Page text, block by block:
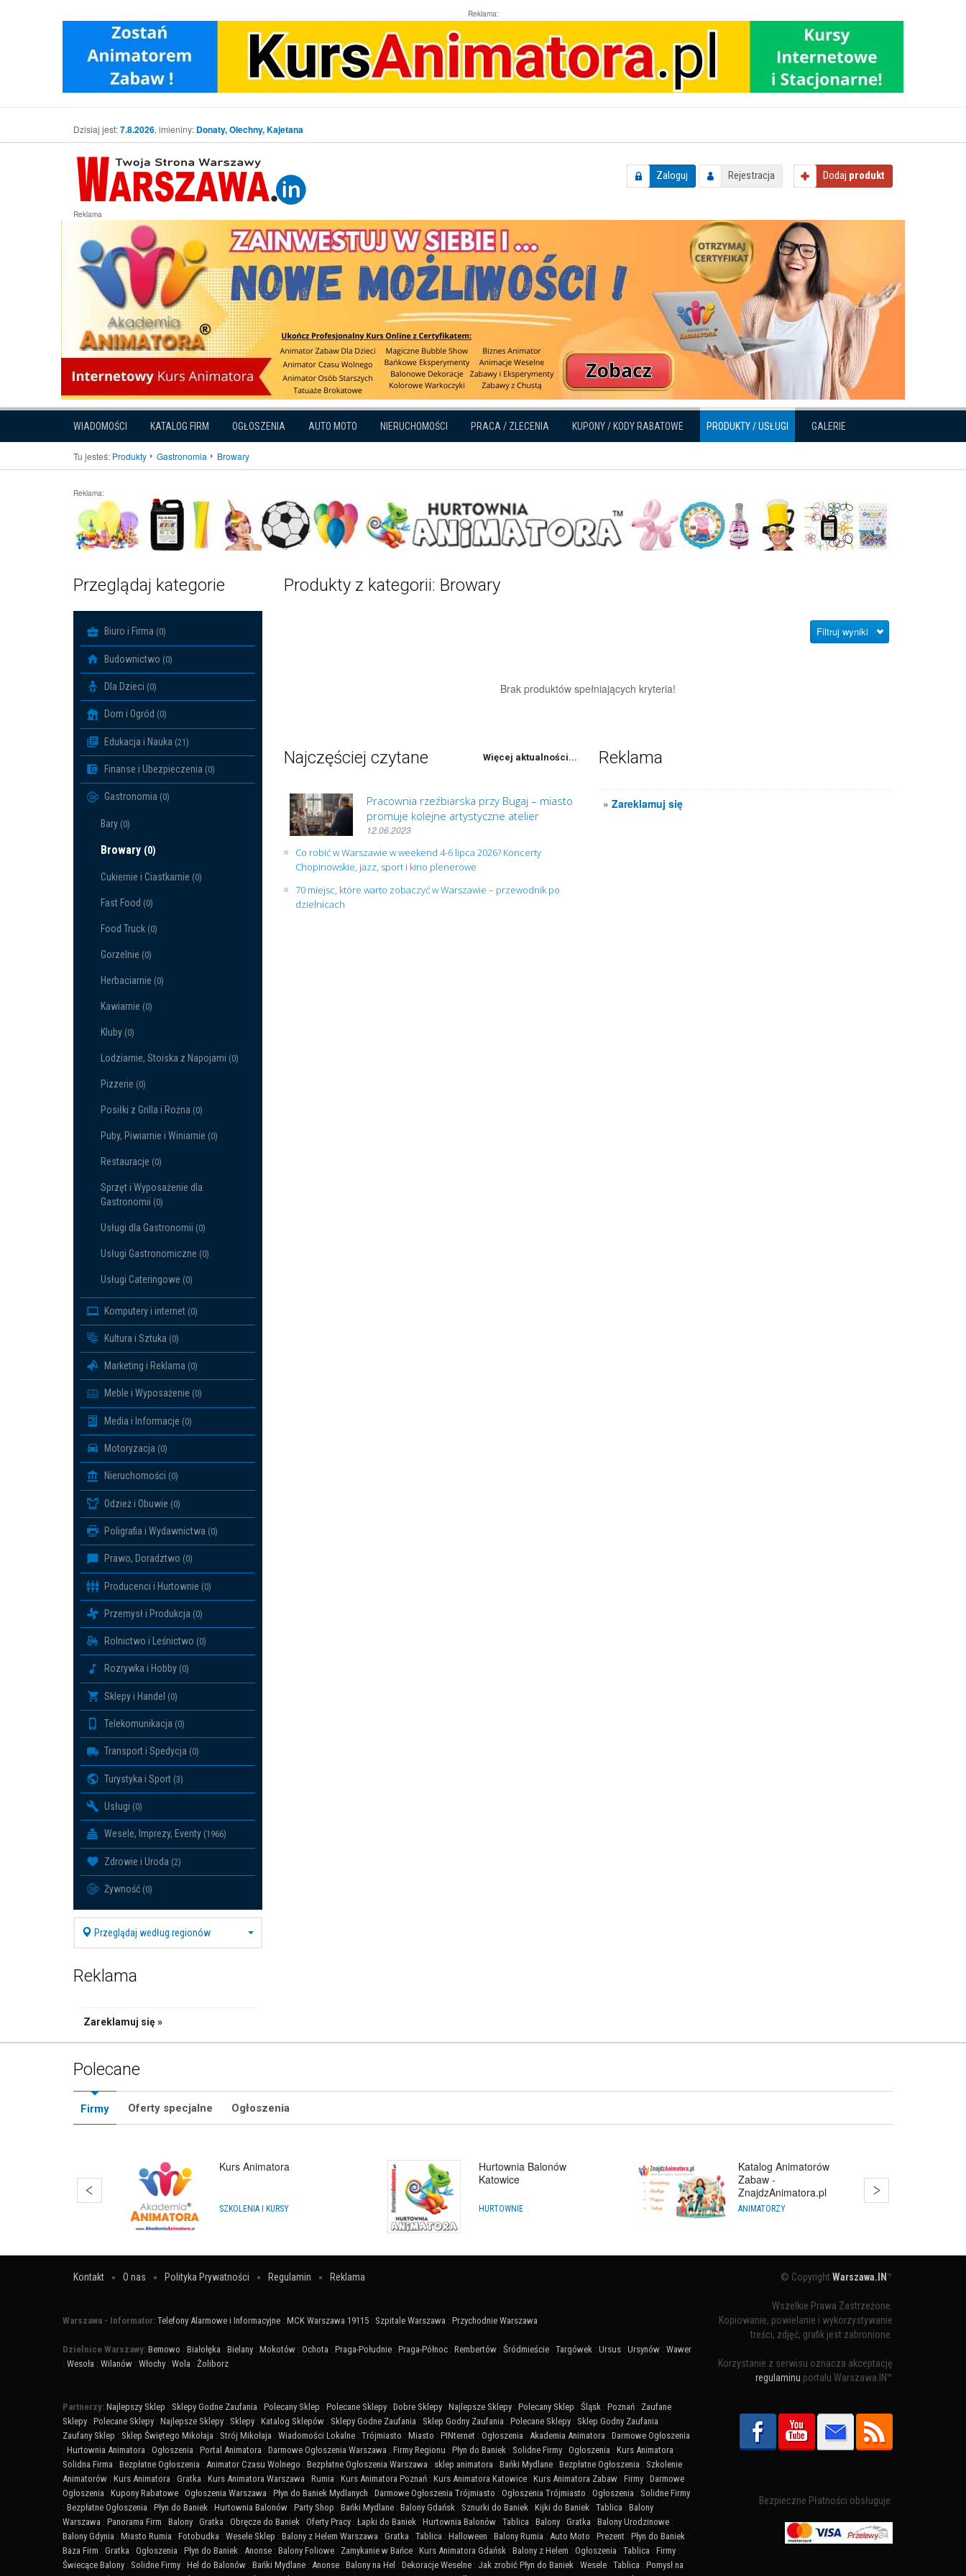
Reklama:
Dzisiaj jest:7.8.2026, imieniny: Donaty, Olechny, Kajetana
Zaloguj Rejestracja Dodaj produkt
Reklama
WIADOMOŚCI KATALOG FIRM OGŁOSZENIA AUTO MOTO NIERUCHOMOŚCI PRACA / ZLECENIA KUPONY / KODY RABATOWE PRODUKTY / USŁUGI GALERIE
Tu jesteś: Produkty Gastronomia Browary
Reklama:
Przeglądaj kategorie
Biuro i Firma (0)
Budownictwo (0)
Dla Dzieci (0)
Dom i Ogród (0)
Edukacja i Nauka (21)
Finanse i Ubezpieczenia (0)
Gastronomia (0)
Bary (0)
Browary (0)
Cukiernie i Ciastkarnie (0)
Fast Food (0)
Food Truck (0)
Gorzelnie (0)
Herbaciarnie (0)
Kawiarnie (0)
Kluby (0)
Lodziarnie, Stoiska z Napojami (0)
Pizzerie (0)
Posiłki z Grilla i Rożna (0)
Puby, Piwiarnie i Winiarnie (0)
Restauracje (0)
Sprzęt i Wyposażenie dla
Gastronomii (0)
Usługi dla Gastronomii (0)
Usługi Gastronomiczne (0)
Usługi Cateringowe (0)
Komputery i internet (0)
Kultura i Sztuka (0)
Marketing i Reklama (0)
Meble i Wyposażenie (0)
Media i Informacje (0)
Motoryzacja (0)
Nieruchomości (0)
Odzież i Obuwie (0)
Poligrafia i Wydawnictwa (0)
Prawo, Doradztwo (0)
Producenci i Hurtownie (0)
Przemysł i Produkcja (0)
Rolnictwo i Leśnictwo (0)
Rozrywka i Hobby (0)
Sklepy i Handel (0)
Telekomunikacja (0)
Transport i Spedycja (0)
Turystyka i Sport (3)
Usługi (0)
Wesele, Imprezy, Eventy (1966)
Zdrowie i Uroda (2)
Żywność (0)
Przeglądaj według regionów
Reklama
Zareklamuj się »
Produkty z kategorii: Browary
Filtruj wyniki
Brak produktów spełniających kryteria!
Najczęściej czytane Więcej aktualności...
Pracownia rzeźbiarska przy Bugaj – miasto
promuje kolejne artystyczne atelier
12.06.2023
Co robić w Warszawie w weekend 4-6 lipca 2026? Koncerty
Chopinowskie, jazz, sport i kino plenerowe
70 miejsc, które warto zobaczyć w Warszawie – przewodnik po
dzielnicach
Reklama
»Zareklamuj się
Polecane
Firmy Oferty specjalne Ogłoszenia
Kurs Animatora
SZKOLENIA I KURSY
Hurtownia Balonów
Katowice
HURTOWNIE
Katalog Animatorów
Zabaw -
ZnajdzAnimatora.pl
ANIMATORZY
Kontakt O nas Polityka Prywatności Regulamin Reklama
Warszawa - Informator: Telefony Alarmowe i Informacyjne : MCK Warszawa 19115 : Szpitale Warszawa : Przychodnie Warszawa
Dzielnice Warszawy: Bemowo : Białołęka : Bielany : Mokotów : Ochota : Praga-Południe : Praga-Północ : Rembertów : Śródmieście : Targówek : Ursus : Ursynów : Wawer
: Wesoła : Wilanów : Włochy : Wola : Żoliborz
Partnerzy: Najlepszy Sklep : Sklepy Godne Zaufania : Polecany Sklep : Polecane Sklepy : Dobre Sklepy : Najlepsze Sklepy : Polecany Sklep : Śląsk : Poznań : Zaufane
Sklepy : Polecane Sklepy : Najlepsze Sklepy : Sklepy : Katalog Sklepów : Sklepy Godne Zaufania : Sklep Godny Zaufania : Polecane Sklepy : Sklep Godny Zaufania :
Zaufany Sklep : Sklep Świętego Mikołaja : Strój Mikołaja : Wiadomości Lokalne : Trójmiasto : Miasto : PINternet : Ogłoszenia : Akademia Animatora : Darmowe Ogłoszenia
: Hurtownia Animatora : Ogłoszenia : Portal Animatora : Darmowe Ogłoszenia Warszawa : Firmy Regionu : Płyn do Baniek : Solidne Firmy : Ogłoszenia : Kurs Animatora :
Solidna Firma : Bezpłatne Ogłoszenia : Animator Czasu Wolnego : Bezpłatne Ogłoszenia Warszawa : sklep animatora : Bańki Mydlane : Bezpłatne Ogłoszenia : Szkolenie
Animatorów : Kurs Animatora : Gratka : Kurs Animatora Warszawa : Rumia : Kurs Animatora Poznań : Kurs Animatora Katowice : Kurs Animatora Zabaw : Firmy : Darmowe
Ogłoszenia : Kupony Rabatowe : Ogłoszenia Warszawa : Płyn do Baniek Mydlanych : Darmowe Ogłoszenia Trójmiasto : Ogłoszenia Trójmiasto : Ogłoszenia : Solidne Firmy
: Bezpłatne Ogłoszenia : Płyn do Baniek : Hurtownia Balonów : Party Shop : Bańki Mydlane : Balony Gdańsk : Sznurki do Baniek : Kijki do Baniek : Tablica : Balony
Warszawa : Panorama Firm : Balony : Gratka : Obręcze do Baniek : Oferty Pracy : Łapki do Baniek : Hurtownia Balonów : Tablica : Balony : Gratka : Balony Urodzinowe :
Balony Gdynia : Miasto Rumia : Fotobudka : Wesele Sklep : Balony z Helem Warszawa : Gratka : Tablica : Halloween : Balony Rumia : Auto Moto : Prezent : Płyn do Baniek :
Baza Firm : Gratka : Ogłoszenia : Płyn do Baniek : Anonse : Balony Foliowe : Zamykanie w Bańce : Kurs Animatora Gdańsk : Balony z Helem : Ogłoszenia : Tablica : Firmy :
Świecące Balony : Solidne Firmy : Hel do Balonów : Bańki Mydlane : Anonse : Balony na Hel : Dekoracje Weselne : Jak zrobić Płyn do Baniek : Wesele : Tablica : Pomysł na
© CopyrightWarszawa.IN ™
Wszelkie Prawa Zastrzeżone.
Kopiowanie, powielanie i wykorzystywanie
treści, zdjęć, grafik jest zabronione.
Korzystanie z serwisu oznacza akceptację
regulaminu portalu Warszawa.IN™
Bezpieczne Płatności obsługuje: